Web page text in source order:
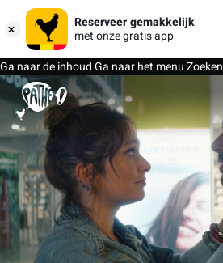
Reserveer gemakkelijk
met onze gratis app
Ga naar de inhoudGa naar het menuZoeken